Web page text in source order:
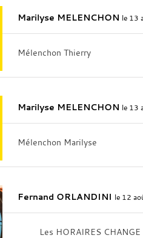
Marilyse MELENCHON le 13
Mélenchon Thierry
Marilyse MELENCHON le 13
Mélenchon Marilyse
Fernand ORLANDINI le 12
Les HORAIRES CHANGE